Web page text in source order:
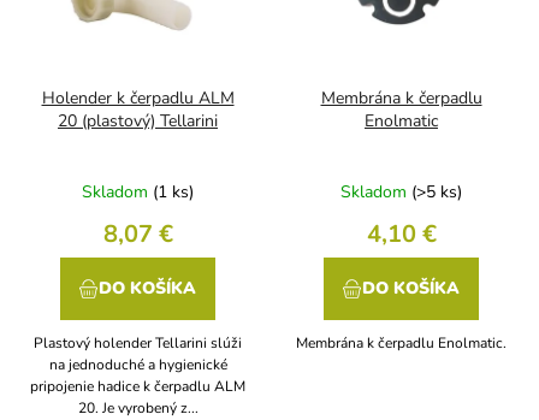
Holender k čerpadlu ALM
20 (plastový) Tellarini
Skladom (1 ks)
8,07 €
DO KOŠÍKA
Plastový holender Tellarini slúži
na jednoduché a hygienické
pripojenie hadice k čerpadlu ALM
20. Je vyrobený z...
Membrána k čerpadlu
Enolmatic
Skladom (>5 ks)
4,10 €
DO KOŠÍKA
Membrána k čerpadlu Enolmatic.